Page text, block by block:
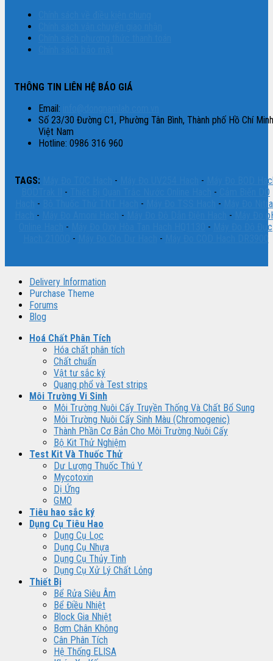
THÔNG TIN LIÊN HỆ BÁO GIÁ
Email:
Số 23/30 Đường C1, Phường Tân Bình, Thành phố Hồ Chí
Việt Nam
Hotline: 0986 316 960
TAGS: - -
Máy Đo BOD
- -
Cảm Biến DO
- - -
Máy Đo
- - -
Máy Đo
- -
Máy Đo Độ Đục
- -
Delivery Information
Purchase Theme
Forums
Blog
Hoá Chất Phân Tích
Hóa chất phân tích
Chất chuẩn
Vật tư sắc ký
Quang phổ và Test strips
Môi Trường Vi Sinh
Môi Trường Nuôi Cấy Truyền Thống Và Chất Bổ Sung
Môi Trường Nuôi Cấy Sinh Màu (Chromogenic)
Thành Phần Cơ Bản Cho Môi Trường Nuôi Cấy
Bộ Kit Thử Nghiệm
Test Kit Và Thuốc Thử
Dư Lượng Thuốc Thú Y
Mycotoxin
Dị Ứng
GMO
Tiêu hao sắc ký
Dụng Cụ Tiêu Hao
Dụng Cụ Lọc
Dụng Cụ Nhựa
Dụng Cụ Thủy Tinh
Dụng Cụ Xử Lý Chất Lỏng
Thiết Bị
Bể Rửa Siêu Âm
Bể Điều Nhiệt
Block Gia Nhiệt
Bơm Chân Không
Cân Phân Tích
Hệ Thống ELISA